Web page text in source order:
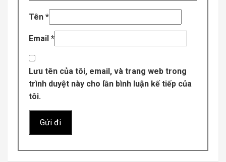
Tên *
Email *
Lưu tên của tôi, email, và trang web trong
trình duyệt này cho lần bình luận kế tiếp của
tôi.